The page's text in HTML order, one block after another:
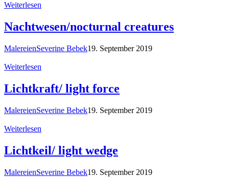
Weiterlesen
Nachtwesen/nocturnal creatures
MalereienSeverine Bebek19. September 2019
Weiterlesen
Lichtkraft/ light force
MalereienSeverine Bebek19. September 2019
Weiterlesen
Lichtkeil/ light wedge
MalereienSeverine Bebek19. September 2019